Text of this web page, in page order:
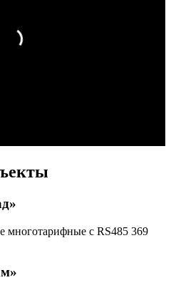
многотарифные с RS485 369